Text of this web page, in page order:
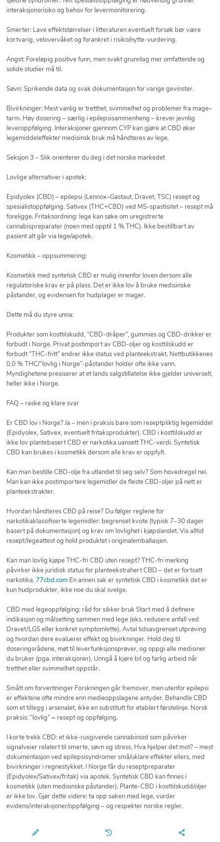
interaksjonsrisiko og behov for levermonitorering.
Smerter: Lave effektstørrelser i litteraturen eventuelt forsøk bør være
kortvarig, velovervåket og forankret i risiko/nytte-vurdering.
Angst: Foreløpig positive funn, men svakt grunnlag mer omfattende og
solide studier må til.
Søvn: Sprikende data og svak dokumentasjon for varige gevinster.
Bivirkninger: Mest vanlig er tretthet, svimmelhet og problemer fra mage–
tarm. Høy dosering – særlig i epilepsisammenheng – krever jevnlig
leveroppfølging. Interaksjoner gjennom CYP kan gjøre at CBD øker
legemiddeleffekter medisinsk bruk må håndteres av lege.
Seksjon 3 – Slik orienterer du deg i det norske markedet
Lovlige alternativer i apotek:
Epidyolex (CBD) – epilepsi (Lennox–Gastaut, Dravet, TSC) resept og
spesialistoppfølging. Sativex (THC+CBD) ved MS-spastisitet – resept må
foreligge. Fritaksordning: lege kan søke om uregistrerte
cannabispreparater (noen med opptil 1 % THC). Ikke bestillbart av
pasient alt går via lege/apotek.
Kosmetikk – oppsummering:
Kosmetikk med syntetisk CBD er mulig innenfor loven dersom alle
regulatoriske krav er på plass. Det er ikke lov å bruke medisinske
påstander, og evidensen for hudplager er mager.
Dette må du styre unna:
Produkter som kosttilskudd, “CBD-dråper”, gummies og CBD-drikker er
forbudt i Norge. Privat postimport av CBD-oljer og kosttilskudd er
forbudt “THC-fritt” endrer ikke status ved planteekstrakt. Nettbutikkenes
0,0 % THC/“lovlig i Norge”-påstander holder ofte ikke vann.
Myndighetene presiserer at et lands salgstillatelse ikke gjelder universelt,
heller ikke i Norge.
FAQ – raske og klare svar
Er CBD lov i Norge? Ja – men i praksis bare som reseptpliktig legemiddel
(Epidyolex, Sativex, eventuelt fritaksprodukter). CBD i kosttilskudd er
ikke lov plantebasert CBD er narkotika uansett THC-verdi. Syntetisk
CBD kan brukes i kosmetikk dersom alle krav er oppfylt.
Kan man bestille CBD-olje fra utlandet til seg selv? Som hovedregel nei.
Man kan ikke postimportere legemidler de fleste CBD-oljer på nett er
planteekstrakter.
Hvordan håndteres CBD på reise? Du følger reglene for
narkotikaklassifiserte legemidler: begrenset kvote (typisk 7–30 dager
basert på dokumentasjon) og krav om lovlighet i kjøpslandet. Vis alltid
resept/legeattest og hold produktet i originalemballasjen.
Kan man lovlig kjøpe THC-fri CBD uten resept? THC-fri merking
påvirker ikke juridisk status for planteekstrahert CBD – det er fortsatt
narkotika. 77cbd.com En annen sak er syntetisk CBD i kosmetikk det er
kun hudprodukter, ikke noe du skal svelge.
CBD med legeoppfølging: råd for sikker bruk Start med å definere
indikasjon og målsetting sammen med lege (eks. redusere anfall ved
Dravet/LGS eller konkret symptomlette). Avtal tidsavgrenset utprøving
og hvordan dere evaluerer effekt og bivirkninger. Hold deg til
doseringsrådene, møt til leverfunksjonsprøver, og oppgi alle medisiner
du bruker (pga. interaksjoner). Unngå å kjøre bil og farlig arbeid når
tretthet eller svimmelhet oppstår.
Smått om forventninger Forskningen går fremover, men utenfor epilepsi
er effektene ofte mindre enn medieoppslagene antyder. Behandle CBD
som et tillegg i arsenalet, ikke en substitutt for etablert førstelinje. Norsk
praksis: “lovlig” = resept og oppfølging.
I korte trekk CBD: et ikke-rusgivende cannabinoid som påvirker
signalveier relatert til smerte, søvn og stress. Hva hjelper det mot? – mest
dokumentasjon ved epilepsisyndromer små/uklare effekter ellers, med
bivirkninger i regnestykket. I Norge får du reseptpreparater
(Epidyolex/Sativex/fritak) via apotek. Syntetisk CBD kan finnes i
kosmetikk (uten medisinske påstander). Plante-CBD i kosttilskudd/oljer
er ikke lov. Gjør dette videre: ta opp saken med lege, vurder
evidens/interaksjoner/oppfølging – og respekter norske regler.